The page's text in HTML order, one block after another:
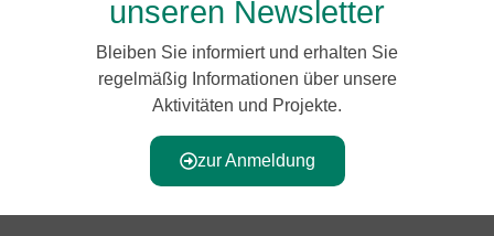
unseren Newsletter
Bleiben Sie informiert und erhalten Sie
regelmäßig Informationen über unsere
Aktivitäten und Projekte.
zur Anmeldung